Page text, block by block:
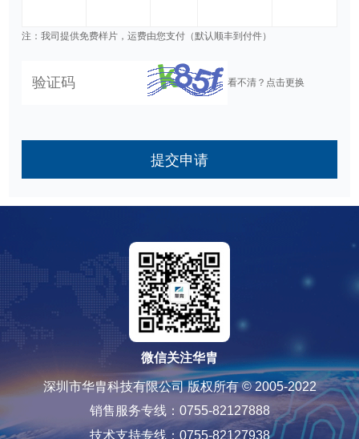
注：我司提供免费样片，运费由您支付（默认顺丰到付件）
看不清？点击更换
提交申请
微信关注华胄
深圳市华胄科技有限公司 版权所有 © 2005-2022
销售服务专线：0755-82127888
技术支持专线：0755-82127938